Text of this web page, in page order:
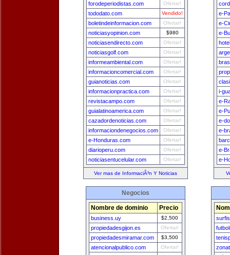
forodeperiodistas.com Ofertar!
tododato.com Vendido!
boletindeinformacion.com Ofertar!
noticiasyopinion.com $980
noticiasendirecto.com Ofertar!
noticiasgolf.com Ofertar!
informeambiental.com Ofertar!
informacioncomercial.com Ofertar!
guianoticias.com Ofertar!
informacionpractica.com Ofertar!
revistacampo.com Ofertar!
guialatinoamerica.com Ofertar!
cazadordenoticias.com Ofertar!
informaciondenegocios.com Ofertar!
e-Honduras.com Ofertar!
diarioperu.com Ofertar!
noticiasentucelular.com Ofertar!
Ver mas de InformaciÃ³n Y Noticias
e-
e-
e-
i-
e-
e-
e-
e-
e-
e-
Negocios
Nombre de dominio Precio
business.uy $2,500
propiedadesgijon.es Ofertar!
propiedadesmiramar.com $3,500
atencionalpublico.com Ofertar!